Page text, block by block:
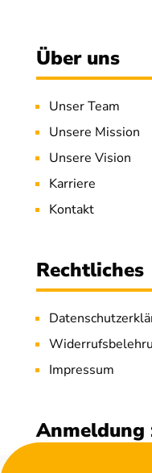
Über uns
Unser Team
Unsere Mission
Unsere Vision
Karriere
Kontakt
Rechtliches
Impressum
Anmeldung